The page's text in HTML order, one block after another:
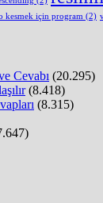
kesmek için program (2)
Cevabı (20.295)
(8.418)
(8.315)